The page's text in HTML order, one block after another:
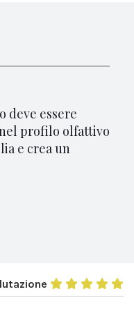
deve essere
profilo olfattivo
e crea un